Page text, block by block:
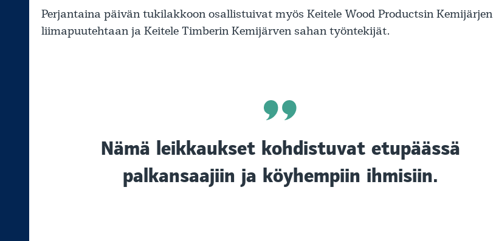
Perjantaina päivän tukilakkoon osallistuivat myös Keitele Wood Productsin Kemijärjen
liimapuutehtaan ja Keitele Timberin Kemijärven sahan työntekijät.
Nämä leikkaukset kohdistuvat etupäässä
palkansaajiin ja köyhempiin ihmisiin.